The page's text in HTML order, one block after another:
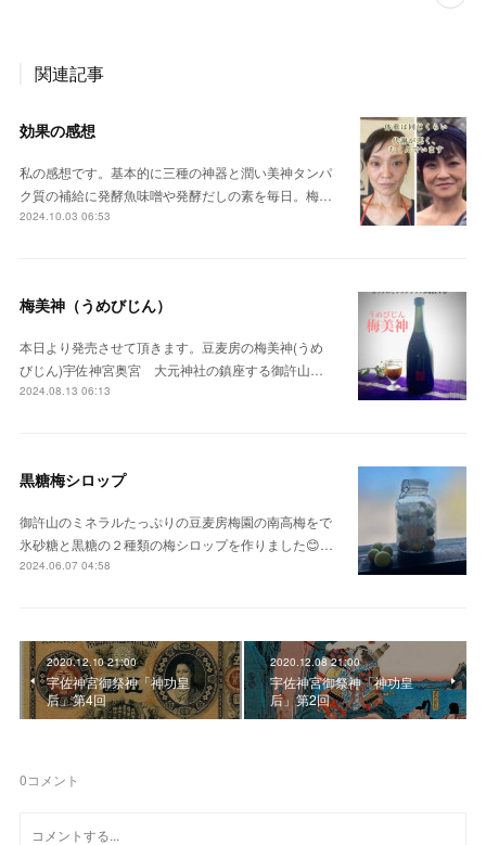
関連記事
効果の感想
私の感想です。基本的に三種の神器と潤い美神タンパ
ク質の補給に発酵魚味噌や発酵だしの素を毎日。梅…
2024.10.03 06:53
梅美神（うめびじん）
本日より発売させて頂きます。豆麦房の梅美神(うめ
びじん)宇佐神宮奥宮 大元神社の鎮座する御許山…
2024.08.13 06:13
黒糖梅シロップ
御許山のミネラルたっぷりの豆麦房梅園の南高梅をで
氷砂糖と黒糖の２種類の梅シロップを作りました😊…
2024.06.07 04:58
2020.12.10 21:00
宇佐神宮御祭神「神功皇
后」第4回
2020.12.08 21:00
宇佐神宮御祭神「神功皇
后」第2回
0コメント